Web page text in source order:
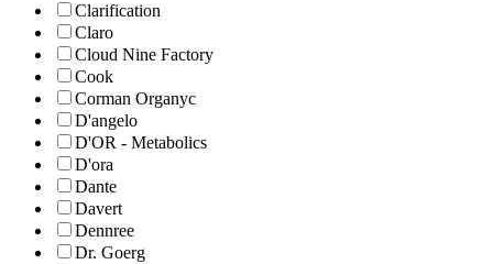
Clarification
Claro
Cloud Nine Factory
Cook
Corman Organyc
D'angelo
D'OR - Metabolics
D'ora
Dante
Davert
Dennree
Dr. Goerg